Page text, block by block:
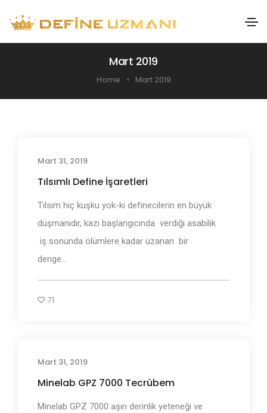
Mart 2019
Home Mart 2019
Mart 31, 2019
Tılsımlı Define İşaretleri
Tılsım hiç kuşku yok-ki definecilerin en büyük
düşmanıdır, kazı başlangıcında verdiği asabilik
iş sonunda ölümlere kadar uzanan bir
denge...
71
Mart 31, 2019
Minelab GPZ 7000 Tecrübem
Minelab GPZ 7000 aşırı derinlik yeteneği ve